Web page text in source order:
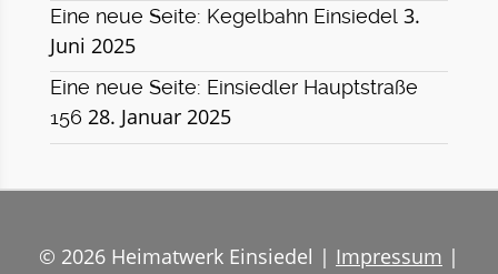
Eine neue Seite: Kegelbahn Einsiedel 3.
Juni 2025
Eine neue Seite: Einsiedler Hauptstraße
156 28. Januar 2025
© 2026 Heimatwerk Einsiedel | Impressum |